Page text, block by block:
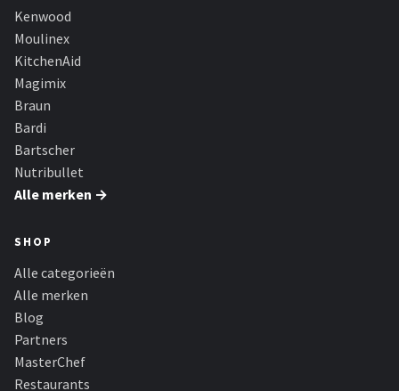
Kenwood
Moulinex
KitchenAid
Magimix
Braun
Bardi
Bartscher
Nutribullet
Alle merken →
SHOP
Alle categorieën
Alle merken
Blog
Partners
MasterChef
Restaurants